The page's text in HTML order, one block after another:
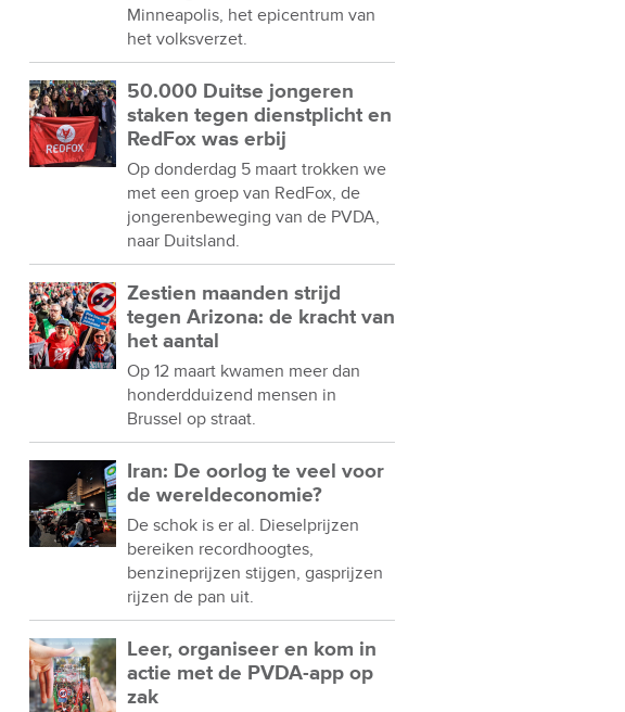
Minneapolis, het epicentrum van
het volksverzet.
50.000 Duitse jongeren
staken tegen dienstplicht en
RedFox was erbij
Op donderdag 5 maart trokken we
met een groep van RedFox, de
jongerenbeweging van de PVDA,
naar Duitsland.
Zestien maanden strijd
tegen Arizona: de kracht van
het aantal
Op 12 maart kwamen meer dan
honderdduizend mensen in
Brussel op straat.
Iran: De oorlog te veel voor
de wereldeconomie?
De schok is er al. Dieselprijzen
bereiken recordhoogtes,
benzineprijzen stijgen, gasprijzen
rijzen de pan uit.
Leer, organiseer en kom in
actie met de PVDA-app op
zak